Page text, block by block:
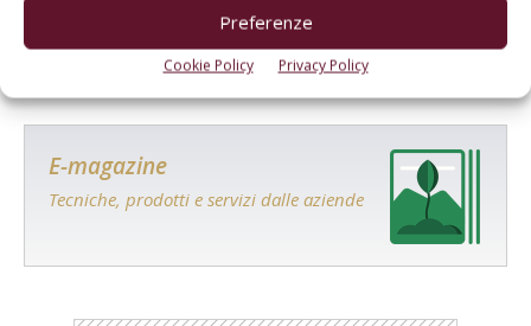
Preferenze
Cookie Policy Privacy Policy
E-magazine
Tecniche, prodotti e servizi dalle aziende